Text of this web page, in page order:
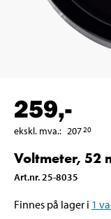
259,-
ekskl. mva.: 20720
Voltmeter, 52
Art.nr. 25-8035
Finnes på lager i 1